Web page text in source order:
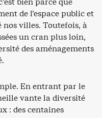
de l’espace public et
villes. Toutefois, à
un cran plus loin,
des aménagements
En entrant par le
vante la diversité
: des centaines